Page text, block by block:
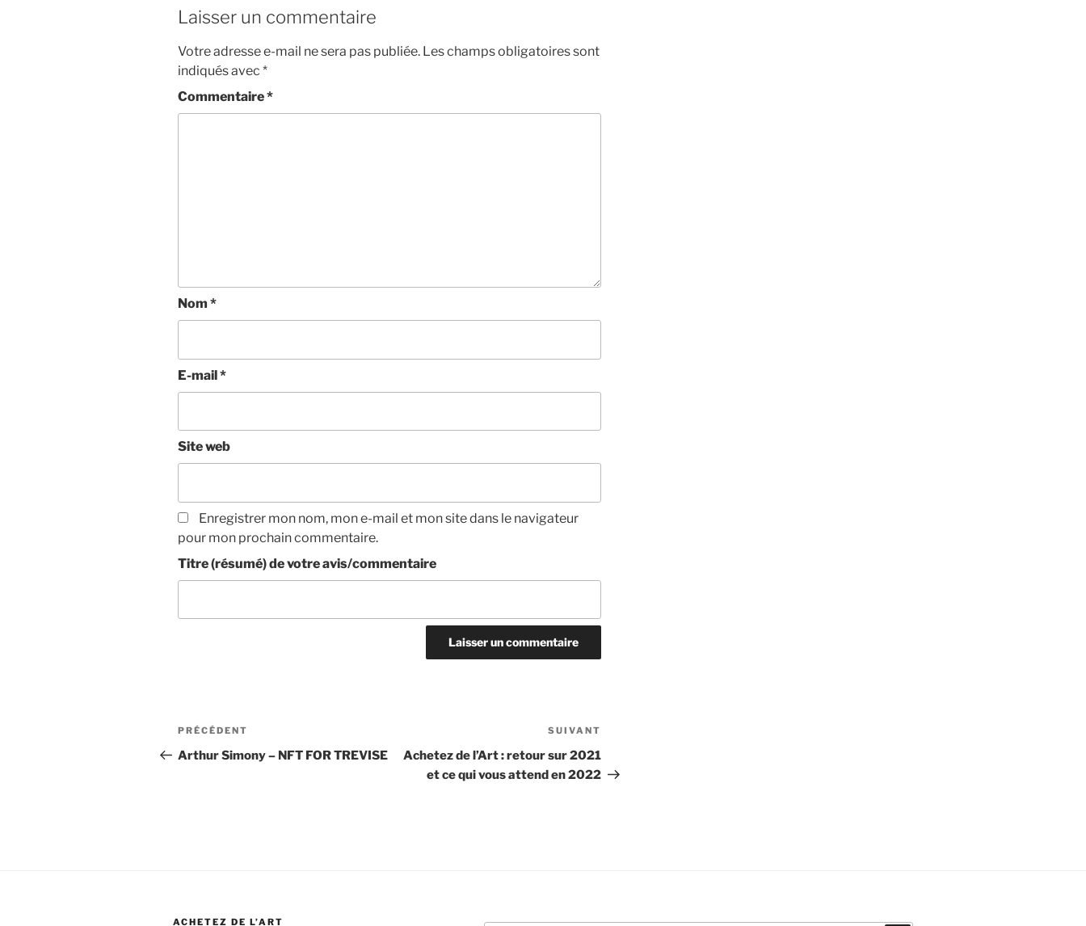
Laisser un commentaire
Votre adresse e-mail ne sera pas publiée. Les champs obligatoires sont
indiqués avec *
Commentaire*
Nom *
E-mail*
Site web
Enregistrer mon nom, mon e-mail et mon site dans le navigateur
pour mon prochain commentaire.
Titre (résumé) de votre avis/commentaire
Navigation
de
Article
précédent
PRÉCÉDENT
Arthur Simony – NFT FOR TREVISE
SUIVANT
Achetez de l’Art : retour sur 2021
et ce qui vous attend en 2022
ACHETEZ DE L’ART